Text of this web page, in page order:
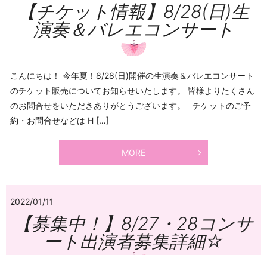
【チケット情報】8/28(日)生
演奏＆バレエコンサート
こんにちは！ 今年夏！8/28(日)開催の生演奏＆バレエコンサート
のチケット販売についてお知らせいたします。 皆様よりたくさん
のお問合せをいただきありがとうございます。 チケットのご予
約・お問合せなどは H […]
MORE
2022/01/11
【募集中！】8/27・28コンサ
ート出演者募集詳細☆